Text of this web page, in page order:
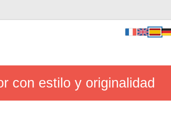
con estilo y originalidad